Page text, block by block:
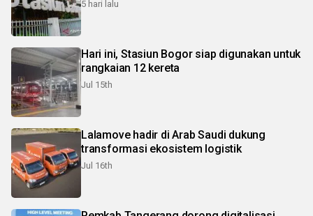
5 hari lalu
Hari ini, Stasiun Bogor siap digunakan untuk
rangkaian 12 kereta
Jul 15th
Lalamove hadir di Arab Saudi dukung
transformasi ekosistem logistik
Jul 16th